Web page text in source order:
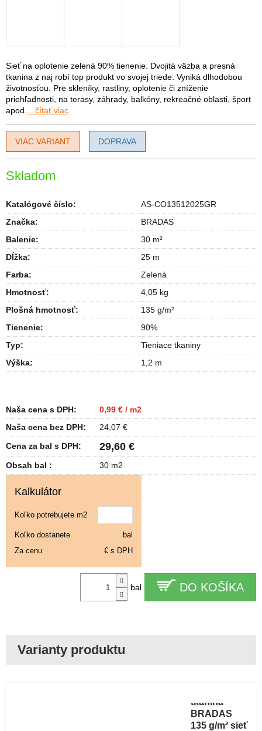
Skladom
bal DO KOŠÍKA
Sieť na oplotenie zelená 90% tienenie. Dvojitá väzba a presná
tkanina z naj robí top produkt vo svojej triede. Vyniká dlhodobou
životnosťou. Pre skleníky, rastliny, oplotenie či zníženie
priehľadnosti, na terasy, záhrady, balkóny, rekreačné oblasti, šport
apod.
…čítať viac
Katalógové číslo:
AS-CO13512025GR
Značka:
BRADAS
Balenie:
30 m²
Dĺžka:
25 m
Farba:
Zelená
Hmotnosť:
4,05 kg
Plošná hmotnosť:
135 g/m²
Tienenie:
90%
Typ:
Tieniace tkaniny
Výška: 1,2 m
VIAC VARIANT DOPRAVA
Naša cena s DPH:
0,99 € / m2
Naša cena bez DPH:
24,07 €
Cena za bal s DPH:
29,60 €
Obsah bal : 30 m2
Kalkulátor
Koľko potrebujete m2
Koľko dostanete
bal
Za cenu
€ s DPH
tkanina
BRADAS
135 g/m² sieť